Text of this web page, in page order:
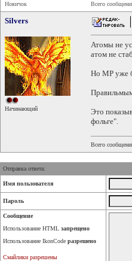
Новичок Всего
Silvers
Начинающий
Атомы не
атом не
Но МР уже
Это
фольге".
Всего
Отправка ответа:
Имя пользователя
Пароль
Сообщение
Использование HTML запрещено
Использование IkonCode разрешено
Смайлики разрешены